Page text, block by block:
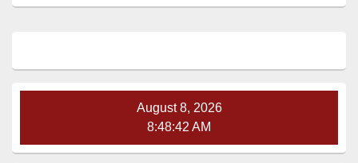
Widget
August 8, 2026
8:48:42 AM